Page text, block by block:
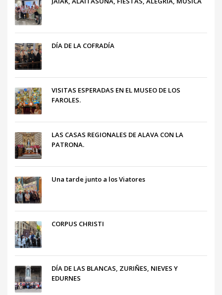
DÍA DE LA COFRADÍA
VISITAS ESPERADAS EN EL MUSEO DE LOS
FAROLES.
LAS CASAS REGIONALES DE ALAVA CON LA
PATRONA.
Una tarde junto a los Viatores
CORPUS CHRISTI
DÍA DE LAS BLANCAS, ZURIÑES, NIEVES Y
EDURNES